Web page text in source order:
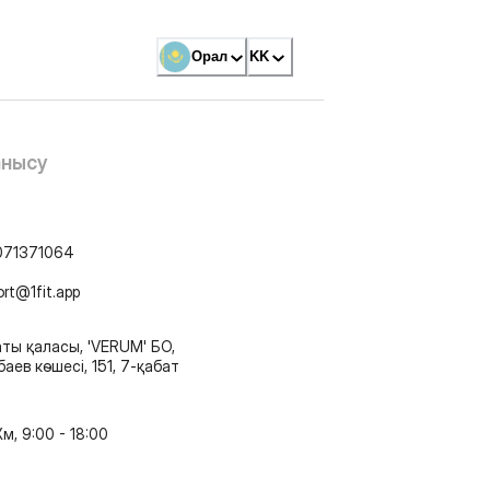
Орал KK
қаласы, 'VERUM' БО,
көшесі, 151, 7-қабат
9:00 - 18:00